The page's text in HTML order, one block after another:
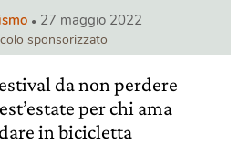
27 maggio 2022
sponsorizzato
da non perdere
per chi ama
in bicicletta